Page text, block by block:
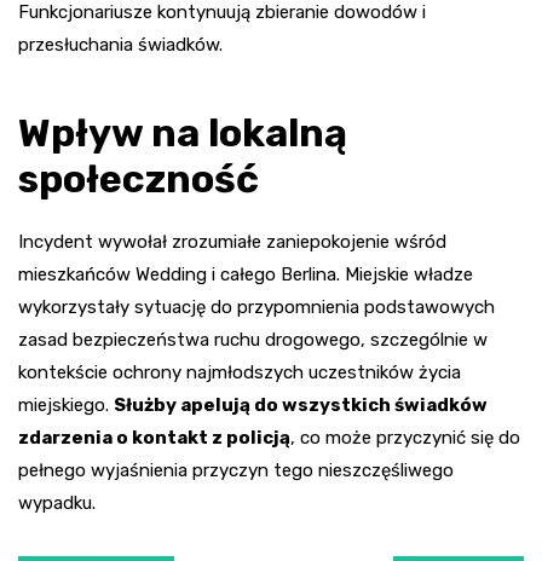
Funkcjonariusze kontynuują zbieranie dowodów i
przesłuchania świadków.
Wpływ na lokalną
społeczność
Incydent wywołał zrozumiałe zaniepokojenie wśród
mieszkańców Wedding i całego Berlina. Miejskie władze
wykorzystały sytuację do przypomnienia podstawowych
zasad bezpieczeństwa ruchu drogowego, szczególnie w
kontekście ochrony najmłodszych uczestników życia
miejskiego. Służby apelują do wszystkich świadków
zdarzenia o kontakt z policją, co może przyczynić się do
pełnego wyjaśnienia przyczyn tego nieszczęśliwego
wypadku.